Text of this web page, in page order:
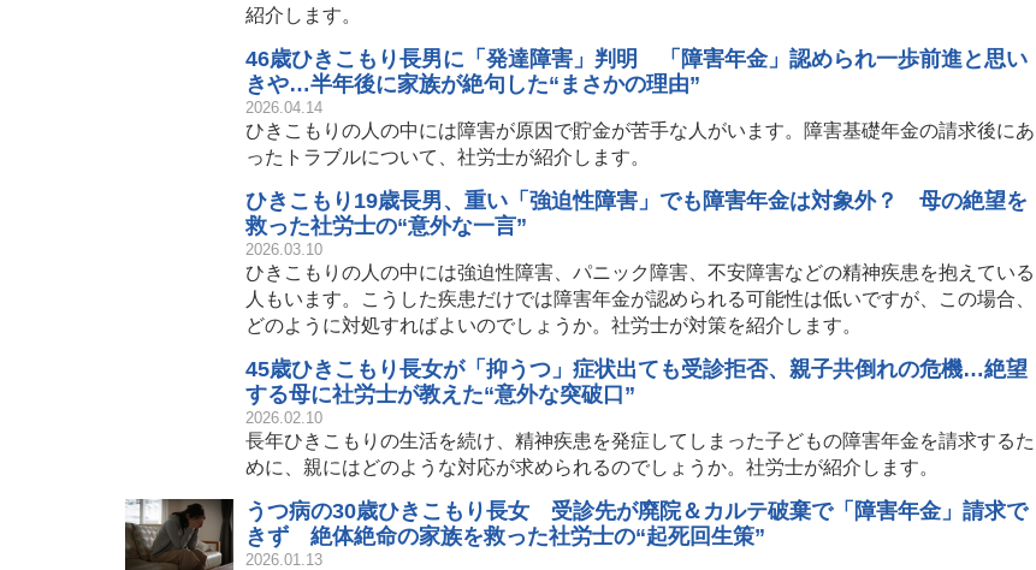
紹介します。
46歳ひきこもり長男に「発達障害」判明 「障害年金」認められ一歩前進と思い
きや…半年後に家族が絶句した“まさかの理由”
2026.04.14
ひきこもりの人の中には障害が原因で貯金が苦手な人がいます。障害基礎年金の請求後にあ
ったトラブルについて、社労士が紹介します。
ひきこもり19歳長男、重い「強迫性障害」でも障害年金は対象外？ 母の絶望を
救った社労士の“意外な一言”
2026.03.10
ひきこもりの人の中には強迫性障害、パニック障害、不安障害などの精神疾患を抱えている
人もいます。こうした疾患だけでは障害年金が認められる可能性は低いですが、この場合、
どのように対処すればよいのでしょうか。社労士が対策を紹介します。
45歳ひきこもり長女が「抑うつ」症状出ても受診拒否、親子共倒れの危機…絶望
する母に社労士が教えた“意外な突破口”
2026.02.10
長年ひきこもりの生活を続け、精神疾患を発症してしまった子どもの障害年金を請求するた
めに、親にはどのような対応が求められるのでしょうか。社労士が紹介します。
うつ病の30歳ひきこもり長女 受診先が廃院＆カルテ破棄で「障害年金」請求で
きず 絶体絶命の家族を救った社労士の“起死回生策”
2026.01.13